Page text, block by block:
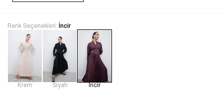
Renk Seçenekleri: İncir
Krem Siyah İncir